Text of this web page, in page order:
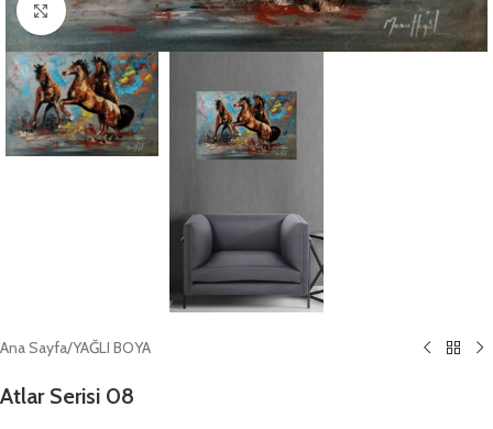
Büyütmek için tıklayın
Ana Sayfa/YAĞLI BOYA
Atlar Serisi 08